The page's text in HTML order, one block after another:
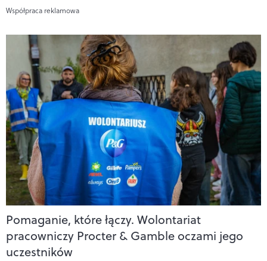
Współpraca reklamowa
Pomaganie, które łączy. Wolontariat
pracowniczy Procter & Gamble oczami jego
uczestników